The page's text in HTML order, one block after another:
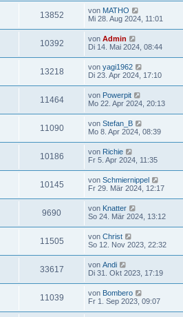
13852 von MATHO
Mi 28. Aug 2024, 11:01
10392 von Admin
Di 14. Mai 2024, 08:44
13218 von yagi1962
Di 23. Apr 2024, 17:10
11464 von Powerpit
Mo 22. Apr 2024, 20:13
11090 von Stefan_B
Mo 8. Apr 2024, 08:39
10186 von Richie
Fr 5. Apr 2024, 11:35
10145 von Schmiernippel
Fr 29. Mär 2024, 12:17
9690 von Knatter
So 24. Mär 2024, 13:12
11505 von Christ
So 12. Nov 2023, 22:32
33617 von Andi
Di 31. Okt 2023, 17:19
11039 von Bombero
Fr 1. Sep 2023, 09:07